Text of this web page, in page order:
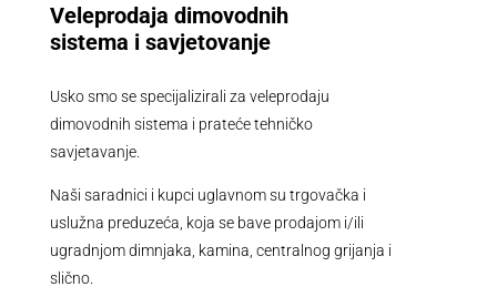
Veleprodaja dimovodnih
sistema i savjetovanje
Usko smo se specijalizirali za veleprodaju
dimovodnih sistema i prateće tehničko
savjetavanje.
Naši saradnici i kupci uglavnom su trgovačka i
uslužna preduzeća, koja se bave prodajom i/ili
ugradnjom dimnjaka, kamina, centralnog grijanja i
slično.